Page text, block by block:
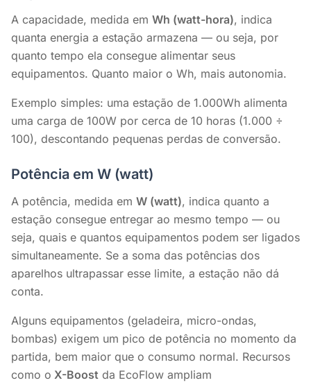
A capacidade, medida em Wh (watt-hora), indica
quanta energia a estação armazena — ou seja, por
quanto tempo ela consegue alimentar seus
equipamentos. Quanto maior o Wh, mais autonomia.
Exemplo simples: uma estação de 1.000Wh alimenta
uma carga de 100W por cerca de 10 horas (1.000 ÷
100), descontando pequenas perdas de conversão.
Potência em W (watt)
A potência, medida em W (watt), indica quanto a
estação consegue entregar ao mesmo tempo — ou
seja, quais e quantos equipamentos podem ser ligados
simultaneamente. Se a soma das potências dos
aparelhos ultrapassar esse limite, a estação não dá
conta.
Alguns equipamentos (geladeira, micro-ondas,
bombas) exigem um pico de potência no momento da
partida, bem maior que o consumo normal. Recursos
como o X-Boost da EcoFlow ampliam